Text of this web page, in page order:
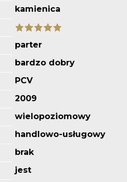
kamienica
parter
bardzo dobry
PCV
2009
wielopoziomowy
handlowo-usługowy
brak
jest